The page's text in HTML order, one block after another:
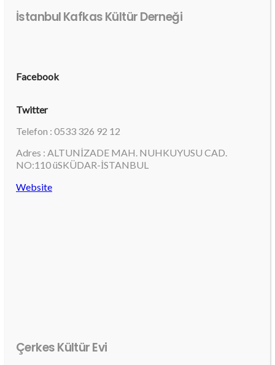
İstanbul Kafkas Kültür Derneği
Facebook
Twitter
Telefon : 0533 326 92 12
Adres : ALTUNİZADE MAH. NUHKUYUSU CAD.
NO:110 üSKÜDAR-İSTANBUL
Website
Çerkes Kültür Evi